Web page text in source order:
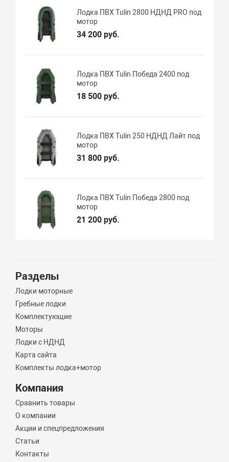
Лодка ПВХ Tulin 2800 НДНД PRO под
мотор
34 200 руб.
Лодка ПВХ Tulin Победа 2400 под
мотор
18 500 руб.
Лодка ПВХ Tulin 250 НДНД Лайт под
мотор
31 800 руб.
Лодка ПВХ Tulin Победа 2800 под
мотор
21 200 руб.
Разделы
Лодки моторные
Гребные лодки
Комплектующие
Моторы
Лодки с НДНД
Карта сайта
Комплекты лодка+мотор
Компания
Сравнить товары
О компании
Акции и спецпредложения
Статьи
Контакты